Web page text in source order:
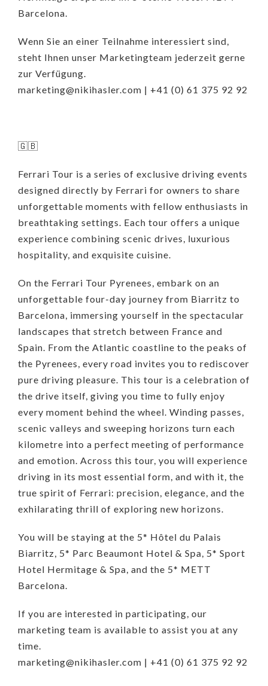
Barcelona.
Wenn Sie an einer Teilnahme interessiert sind,
steht Ihnen unser Marketingteam jederzeit gerne
zur Verfügung.
marketing@nikihasler.com | +41 (0) 61 375 92 92
🇬🇧
Ferrari Tour is a series of exclusive driving events
designed directly by Ferrari for owners to share
unforgettable moments with fellow enthusiasts in
breathtaking settings. Each tour offers a unique
experience combining scenic drives, luxurious
hospitality, and exquisite cuisine.
On the Ferrari Tour Pyrenees, embark on an
unforgettable four-day journey from Biarritz to
Barcelona, immersing yourself in the spectacular
landscapes that stretch between France and
Spain. From the Atlantic coastline to the peaks of
the Pyrenees, every road invites you to rediscover
pure driving pleasure. This tour is a celebration of
the drive itself, giving you time to fully enjoy
every moment behind the wheel. Winding passes,
scenic valleys and sweeping horizons turn each
kilometre into a perfect meeting of performance
and emotion. Across this tour, you will experience
driving in its most essential form, and with it, the
true spirit of Ferrari: precision, elegance, and the
exhilarating thrill of exploring new horizons.
You will be staying at the 5* Hôtel du Palais
Biarritz, 5* Parc Beaumont Hotel & Spa, 5* Sport
Hotel Hermitage & Spa, and the 5* METT
Barcelona.
If you are interested in participating, our
marketing team is available to assist you at any
time.
marketing@nikihasler.com | +41 (0) 61 375 92 92